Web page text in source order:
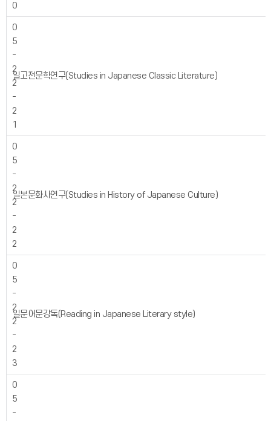
0
0
5
-
2
2
-
2
1
일고전문학연구(Studies in Japanese Classic Literature)
0
5
-
2
2
-
2
2
일본문화사연구(Studies in History of Japanese Culture)
0
5
-
2
2
-
2
3
일문어문강독(Reading in Japanese Literary style)
0
5
-